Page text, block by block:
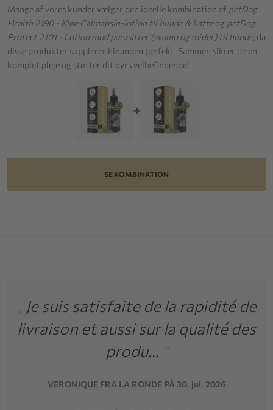
Mange af vores kunder vælger den ideelle kombination af petDog
Health 2190 - Kløe Calmapsin-lotion til hunde & katteog petDog
Protect 2101 - Lotion mod parasitter (svamp og mider) til hunde, da
disse produkter supplerer hinanden perfekt. Sammen sikrer de en
komplet pleje og støtter dit dyrs velbefindende!
+
SE KOMBINATION
„ Je suis satisfaite de la rapidité de
livraison et aussi sur la qualité des
produ... “
VERONIQUE FRA LA RONDE PÅ 30. jul. 2026